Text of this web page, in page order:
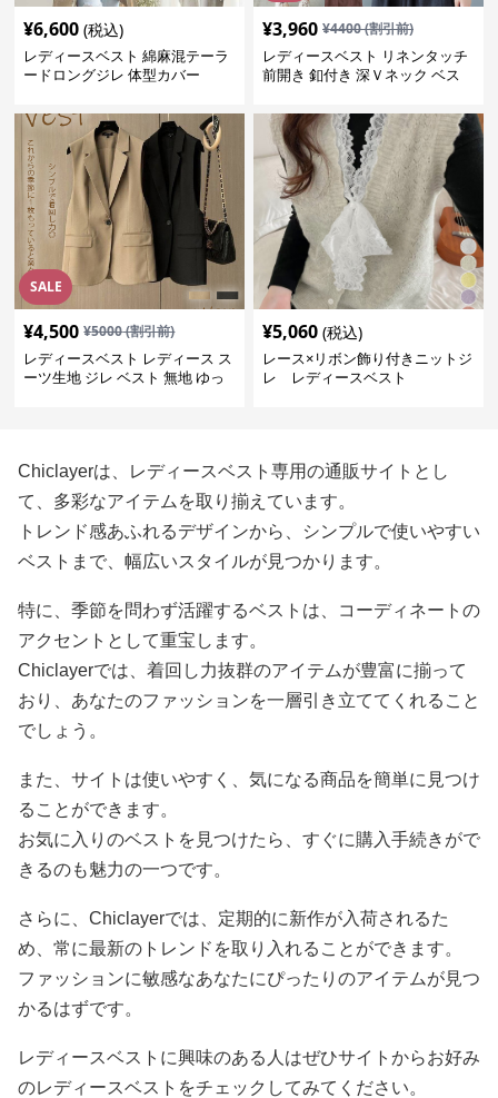
¥6,600 (税込)
レディースベスト 綿麻混テーラ
ードロングジレ 体型カバー
¥3,960 ¥4400(割引前)
レディースベスト リネンタッチ
前開き 釦付き 深Ｖネック ベス
SALE
¥4,500 ¥5000(割引前)
レディースベスト レディース ス
ーツ生地 ジレ ベスト 無地 ゆっ
¥5,060 (税込)
レース×リボン飾り付きニットジ
レ レディースベスト
Chiclayerは、レディースベスト専用の通販サイトとし
て、多彩なアイテムを取り揃えています。
トレンド感あふれるデザインから、シンプルで使いやすい
ベストまで、幅広いスタイルが見つかります。
特に、季節を問わず活躍するベストは、コーディネートの
アクセントとして重宝します。
Chiclayerでは、着回し力抜群のアイテムが豊富に揃って
おり、あなたのファッションを一層引き立ててくれること
でしょう。
また、サイトは使いやすく、気になる商品を簡単に見つけ
ることができます。
お気に入りのベストを見つけたら、すぐに購入手続きがで
きるのも魅力の一つです。
さらに、Chiclayerでは、定期的に新作が入荷されるた
め、常に最新のトレンドを取り入れることができます。
ファッションに敏感なあなたにぴったりのアイテムが見つ
かるはずです。
レディースベストに興味のある人はぜひサイトからお好み
のレディースベストをチェックしてみてください。